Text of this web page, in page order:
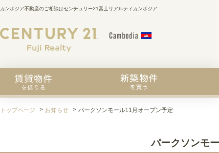
カンボジア不動産のご相談はセンチュリー21富士リアルティカンボジア
トップページ お知らせ パークソンモール11月オープン予定
パークソンモ